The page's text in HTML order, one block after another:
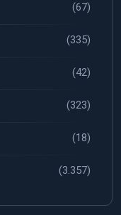
(67)
(335)
(42)
(323)
(18)
(3.357)